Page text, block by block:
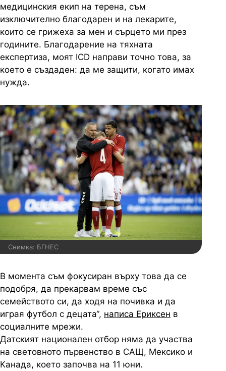
медицинския екип на терена, съм
изключително благодарен и на лекарите,
които се грижеха за мен и сърцето ми през
годините. Благодарение на тяхната
експертиза, моят ICD направи точно това, за
което е създаден: да ме защити, когато имах
нужда.
Снимка: БГНЕС
В момента съм фокусиран върху това да се
подобря, да прекарвам време със
семейството си, да ходя на почивка и да
играя футбол с децата“, написа Ериксен в
социалните мрежи.
Датският национален отбор няма да участва
на световното първенство в САЩ, Мексико и
Канада, което започва на 11 юни.